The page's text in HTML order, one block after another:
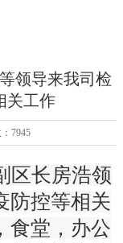
领导来我司检
关工作
7945
区长房浩领
防控等相关
食堂，办公